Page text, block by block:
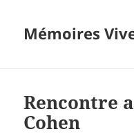
Mémoires
Rencontre
Cohen